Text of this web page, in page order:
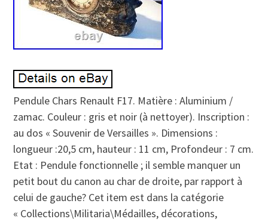
Pendule Chars Renault F17. Matière : Aluminium /
zamac. Couleur : gris et noir (à nettoyer). Inscription :
au dos « Souvenir de Versailles ». Dimensions :
longueur :20,5 cm, hauteur : 11 cm, Profondeur : 7 cm.
Etat : Pendule fonctionnelle ; il semble manquer un
petit bout du canon au char de droite, par rapport à
celui de gauche? Cet item est dans la catégorie
« Collections\Militaria\Médailles, décorations,